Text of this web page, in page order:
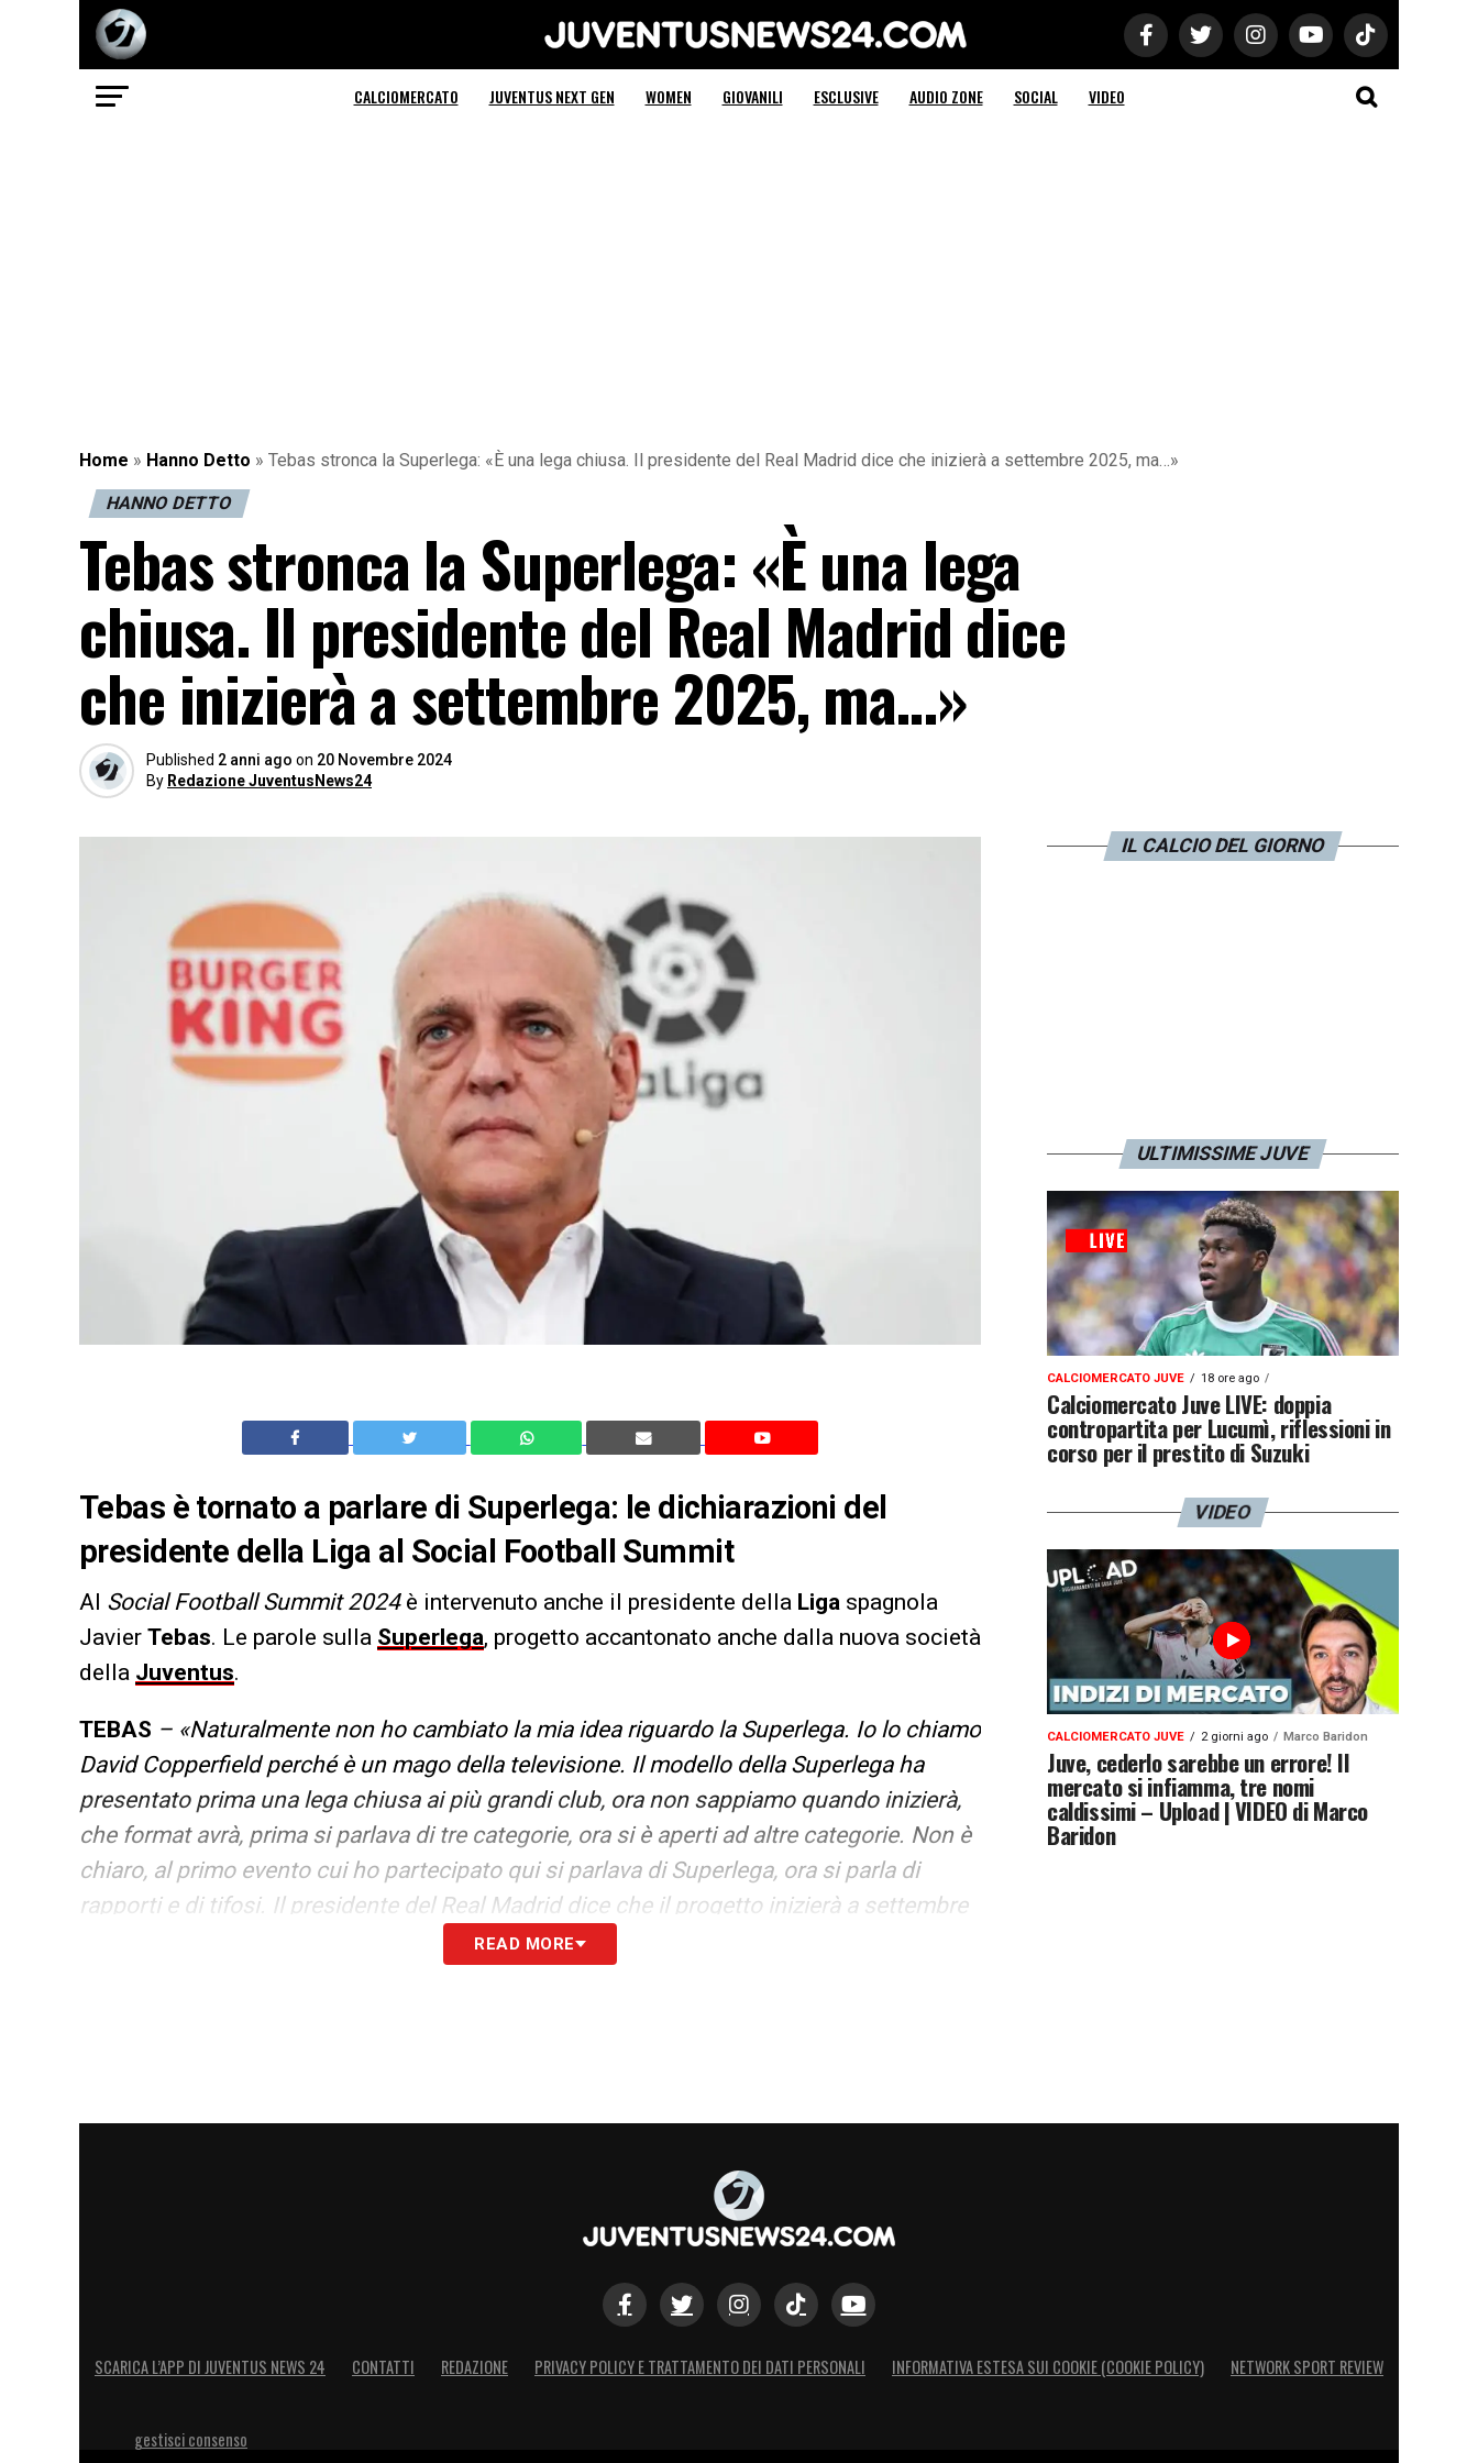
Juventus News 24
CALCIOMERCATO JUVENTUS NEXT GEN WOMEN GIOVANILI ESCLUSIVE AUDIO ZONE SOCIAL VIDEO
Home » Hanno Detto » Tebas stronca la Superlega: «È una lega chiusa. Il presidente del Real Madrid dice che inizierà a settembre 2025, ma…»
HANNO DETTO
Tebas stronca la Superlega: «È una lega
chiusa. Il presidente del Real Madrid dice
che inizierà a settembre 2025, ma…»
Published 2 anni ago on 20 Novembre 2024
By Redazione JuventusNews24
Tebas è tornato a parlare di Superlega: le dichiarazioni del
presidente della Liga al Social Football Summit
Al Social Football Summit 2024 è intervenuto anche il presidente della Liga spagnola
Javier Tebas. Le parole sulla Superlega, progetto accantonato anche dalla nuova società
della Juventus.
TEBAS – «Naturalmente non ho cambiato la mia idea riguardo la Superlega. Io lo chiamo
David Copperfield perché è un mago della televisione. Il modello della Superlega ha
presentato prima una lega chiusa ai più grandi club, ora non sappiamo quando inizierà,
che format avrà, prima si parlava di tre categorie, ora si è aperti ad altre categorie. Non è
chiaro, al primo evento cui ho partecipato qui si parlava di Superlega, ora si parla di
rapporti e di tifosi. Il presidente del Real Madrid dice che il progetto inizierà a settembre
2025, in base a quanto abbiamo ascoltato prima non si sa quando inizierà
READ MORE
IL CALCIO DEL GIORNO
ULTIMISSIME JUVE
CALCIOMERCATO JUVE 18 ore ago
Calciomercato Juve LIVE: doppia
contropartita per Lucumì, riflessioni in
corso per il prestito di Suzuki
VIDEO
CALCIOMERCATO JUVE 2 giorni ago Marco Baridon
Juve, cederlo sarebbe un errore! Il
mercato si infiamma, tre nomi
caldissimi – Upload | VIDEO di Marco
Baridon
SCARICA L’APP DI JUVENTUS NEWS 24 CONTATTI REDAZIONE PRIVACY POLICY E TRATTAMENTO DEI DATI PERSONALI INFORMATIVA ESTESA SUI COOKIE (COOKIE POLICY) NETWORK SPORT REVIEW
gestisci consenso